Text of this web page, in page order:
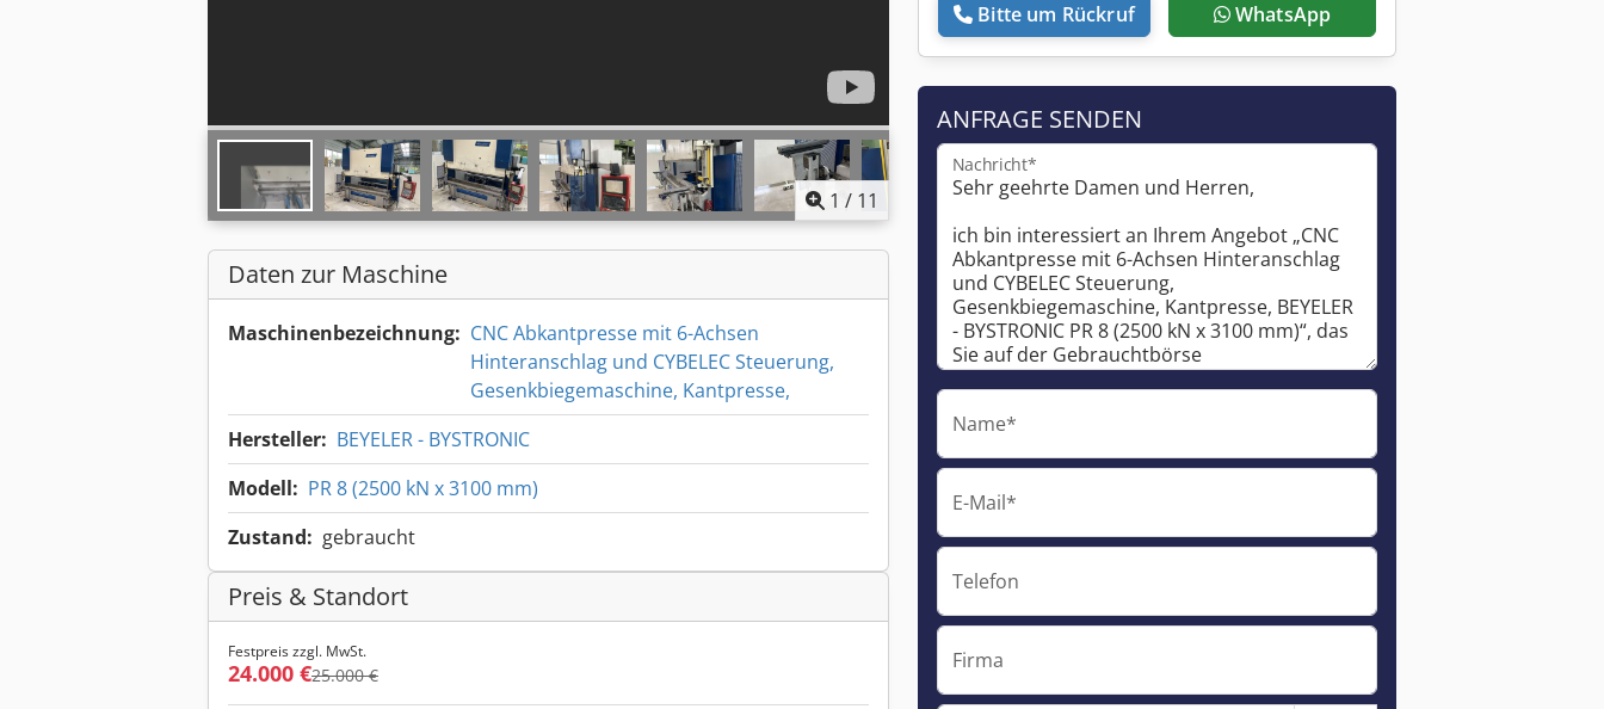
1 / 11
Daten zur Maschine
Maschinenbezeichnung: CNC Abkantpresse mit 6-Achsen
Hinteranschlag und CYBELEC Steuerung,
Gesenkbiegemaschine, Kantpresse,
Hersteller: BEYELER - BYSTRONIC
Modell: PR 8 (2500 kN x 3100 mm)
Zustand: gebraucht
Preis & Standort
Festpreis zzgl. MwSt.
24.000 €25.000 €
Bitte um Rückruf WhatsApp
ANFRAGE SENDEN
Nachricht*
Name*
E-Mail*
Telefon
Firma